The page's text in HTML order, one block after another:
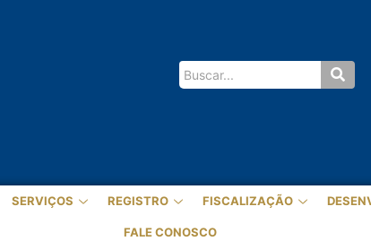
SERVIÇOS REGISTRO FISCALIZAÇÃO
FALE CONOSCO